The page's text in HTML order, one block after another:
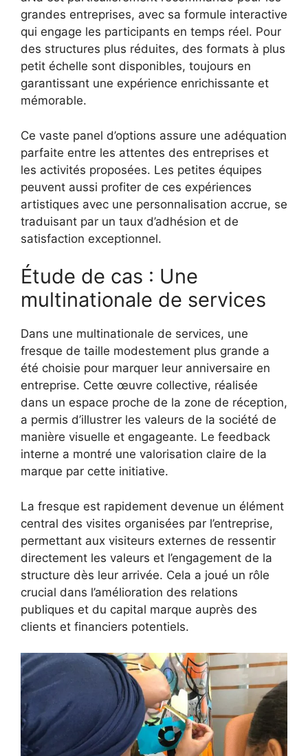
grandes entreprises, avec sa formule interactive
qui engage les participants en temps réel. Pour
des structures plus réduites, des formats à plus
petit échelle sont disponibles, toujours en
garantissant une expérience enrichissante et
mémorable.
Ce vaste panel d’options assure une adéquation
parfaite entre les attentes des entreprises et
les activités proposées. Les petites équipes
peuvent aussi profiter de ces expériences
artistiques avec une personnalisation accrue, se
traduisant par un taux d’adhésion et de
satisfaction exceptionnel.
Étude de cas : Une
multinationale de services
Dans une multinationale de services, une
fresque de taille modestement plus grande a
été choisie pour marquer leur anniversaire en
entreprise. Cette œuvre collective, réalisée
dans un espace proche de la zone de réception,
a permis d’illustrer les valeurs de la société de
manière visuelle et engageante. Le feedback
interne a montré une valorisation claire de la
marque par cette initiative.
La fresque est rapidement devenue un élément
central des visites organisées par l’entreprise,
permettant aux visiteurs externes de ressentir
directement les valeurs et l’engagement de la
structure dès leur arrivée. Cela a joué un rôle
crucial dans l’amélioration des relations
publiques et du capital marque auprès des
clients et financiers potentiels.